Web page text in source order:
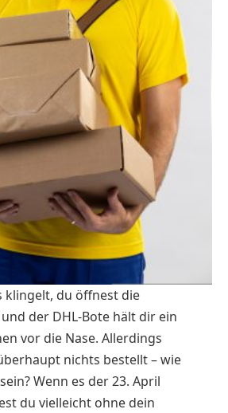
klingelt, du öffnest die
der DHL-Bote hält dir ein
vor die Nase. Allerdings
nichts bestellt – wie
Wenn es der 23. April
du vielleicht ohne dein